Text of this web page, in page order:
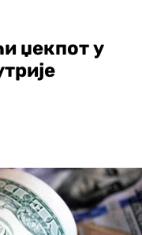
џекпот у